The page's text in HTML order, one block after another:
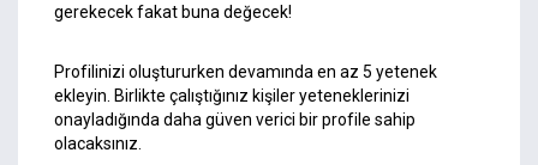
gerekecek fakat buna değecek!
Profilinizi oluştururken devamında en az 5 yetenek
ekleyin. Birlikte çalıştığınız kişiler yeteneklerinizi
onayladığında daha güven verici bir profile sahip
olacaksınız.